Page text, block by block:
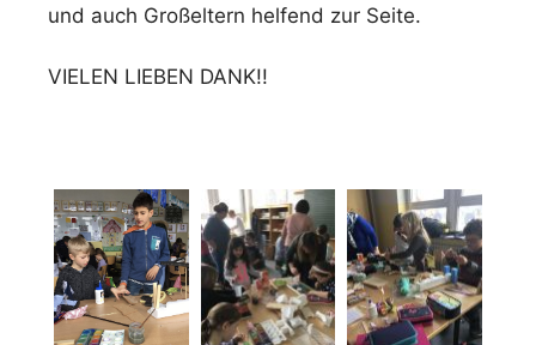
und auch Großeltern helfend zur Seite.
VIELEN LIEBEN DANK!!